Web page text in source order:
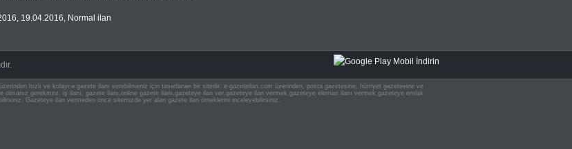
, 19.04.2016, Normal ilan
hızlı ve kolayca gazete ilanı verebilmeniz için tasarlanan bir sitedir. e-gazeteilan.com üzerinden, posta gazetesine, hürriyet gazetesine ve
gerekmez. iş ilanı, gazete ilanı,online gazete ilanı,gazeteye ilan ver,gazeteye ilan vermek,gazeteye eleman ilanı vermek,gazeteye emlak
Gazeteye ilan vermeden önce sitemizde yer alan gazete ilan örneklerini inceleyebilirsiniz.